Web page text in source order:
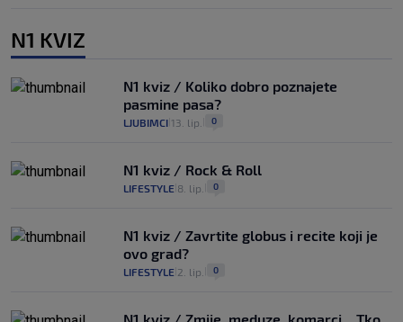
N1 KVIZ
N1 kviz / Koliko dobro poznajete
pasmine pasa?
LJUBIMCI 13. lip. 0
N1 kviz / Rock & Roll
LIFESTYLE 8. lip. 0
N1 kviz / Zavrtite globus i recite koji je
ovo grad?
LIFESTYLE 2. lip. 0
N1 kviz / Zmije, meduze, komarci... Tko